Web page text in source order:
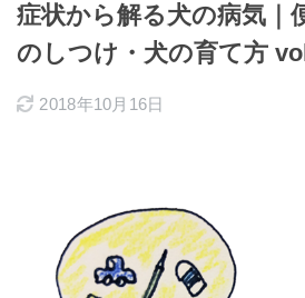
症状から解る犬の病気｜
のしつけ・犬の育て方
2018年10月16日